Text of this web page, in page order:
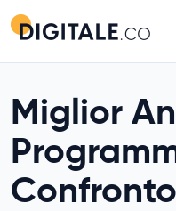
Miglior
Confronto